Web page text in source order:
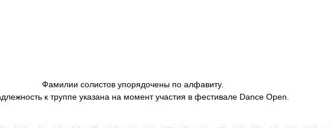
Фамилии солистов упорядочены по алфавиту.
к труппе указана на момент участия в фестивале Dance Open.